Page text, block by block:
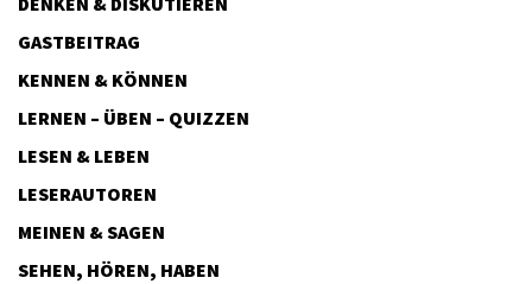
GASTBEITRAG
KENNEN & KÖNNEN
LERNEN – ÜBEN – QUIZZEN
LESEN & LEBEN
LESERAUTOREN
MEINEN & SAGEN
SEHEN, HÖREN, HABEN